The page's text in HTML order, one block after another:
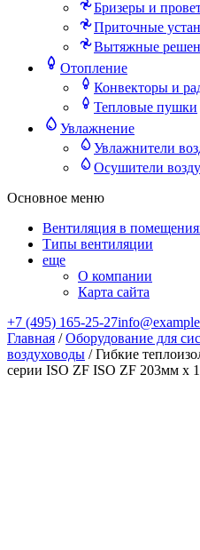
Бризеры и
Приточные
Вытяжные
Отопление
Конвекторы и
Тепловые пушки
Увлажнение
Увлажнители
Осушители
Основное меню
Вентиляция в
Типы вентиляции
еще
О компании
Карта сайта
+7 (495) 165-25-27
Главная /Оборудование для
воздуховоды / Гибкие
серии ISO ZF ISO ZF 203мм х